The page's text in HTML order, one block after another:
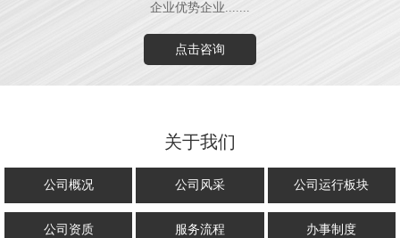
企业优势企业.......
点击咨询
关于我们
公司概况 公司风采 公司运行板块
公司资质 服务流程 办事制度